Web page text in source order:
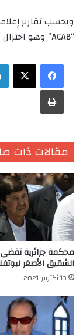
وبحسب تقارير
“ACAB” وهو اختزال لعبارة “كل الشرطيين أوغاد”.
طباعة
مقالات ذات
محكمة جزائرية
الشقيق الأصغر
13 أكتوبر 2021